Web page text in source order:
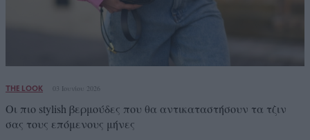
THE LOOK 03 Ιουνίου 2026
Οι πιο stylish βερμούδες που θα αντικαταστήσουν τα τζιν
σας τους επόμενους μήνες